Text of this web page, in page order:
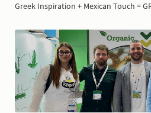
Greek Inspiration + Mexican Touch =